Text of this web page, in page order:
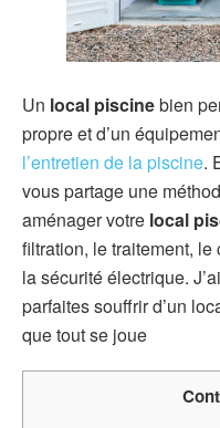
Un local piscinebien
propre et d’un
l’entretien de la piscine.
vous partage une
aménager votre local
filtration, le traitement, le
la sécurité électrique.
parfaites souffrir d’un
que tout se joue